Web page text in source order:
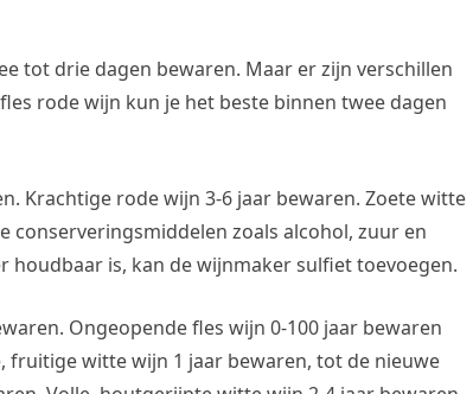
tot drie dagen bewaren. Maar er zijn verschillen
rode wijn kun je het beste binnen twee dagen
Krachtige rode wijn 3-6 jaar bewaren. Zoete witte
conserveringsmiddelen zoals alcohol, zuur en
is, kan de wijnmaker sulfiet toevoegen.
Ongeopende fles wijn 0-100 jaar bewaren
fruitige witte wijn 1 jaar bewaren, tot de nieuwe